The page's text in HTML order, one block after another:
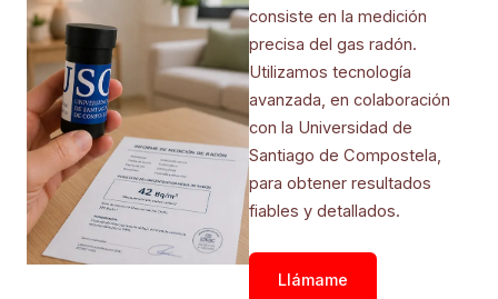
consiste en la medición
precisa del gas radón.
Utilizamos tecnología
avanzada, en colaboración
con la Universidad de
Santiago de Compostela,
para obtener resultados
fiables y detallados.
Llámame